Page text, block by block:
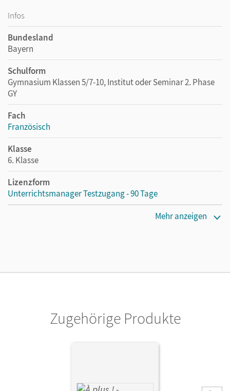
Infos
Bundesland
Bayern
Schulform
Gymnasium Klassen 5/7-10, Institut oder Seminar 2. Phase
GY
Fach
Französisch
Klasse
6. Klasse
Lizenzform
Unterrichtsmanager Testzugang - 90 Tage
Unterrichtsmanager 90 Tage lang zu testen.
Mehr anzeigen
Zugehörige Produkte